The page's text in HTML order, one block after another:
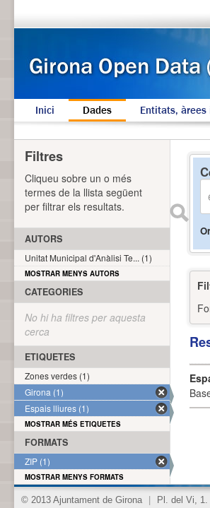
Inici Dades Entitats, àrees
Filtres
Cliqueu sobre un o més
termes de la llista següent
per filtrar els resultats.
AUTORS
Unitat Municipal d'Anàlisi Te... (1)
MOSTRAR MENYS AUTORS
CATEGORIES
No hi ha filtres per aquesta
cerca
ETIQUETES
Zones verdes (1)
Girona (1)
Espais lliures (1)
MOSTRAR MÉS ETIQUETES
FORMATS
ZIP (1)
MOSTRAR MENYS FORMATS
© 2013 Ajuntament de Girona Pl. del Vi, 1.